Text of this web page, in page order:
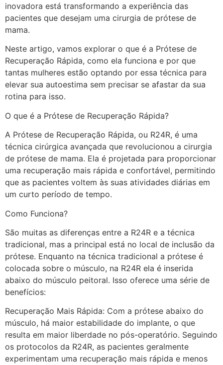
inovadora está transformando a experiência das
pacientes que desejam uma cirurgia de prótese de
mama.
Neste artigo, vamos explorar o que é a Prótese de
Recuperação Rápida, como ela funciona e por que
tantas mulheres estão optando por essa técnica para
elevar sua autoestima sem precisar se afastar da sua
rotina para isso.
O que é a Prótese de Recuperação Rápida?
A Prótese de Recuperação Rápida, ou R24R, é uma
técnica cirúrgica avançada que revolucionou a cirurgia
de prótese de mama. Ela é projetada para proporcionar
uma recuperação mais rápida e confortável, permitindo
que as pacientes voltem às suas atividades diárias em
um curto período de tempo.
Como Funciona?
São muitas as diferenças entre a R24R e a técnica
tradicional, mas a principal está no local de inclusão da
prótese. Enquanto na técnica tradicional a prótese é
colocada sobre o músculo, na R24R ela é inserida
abaixo do músculo peitoral. Isso oferece uma série de
benefícios:
Recuperação Mais Rápida: Com a prótese abaixo do
músculo, há maior estabilidade do implante, o que
resulta em maior liberdade no pós-operatório. Seguindo
os protocolos da R24R, as pacientes geralmente
experimentam uma recuperação mais rápida e menos